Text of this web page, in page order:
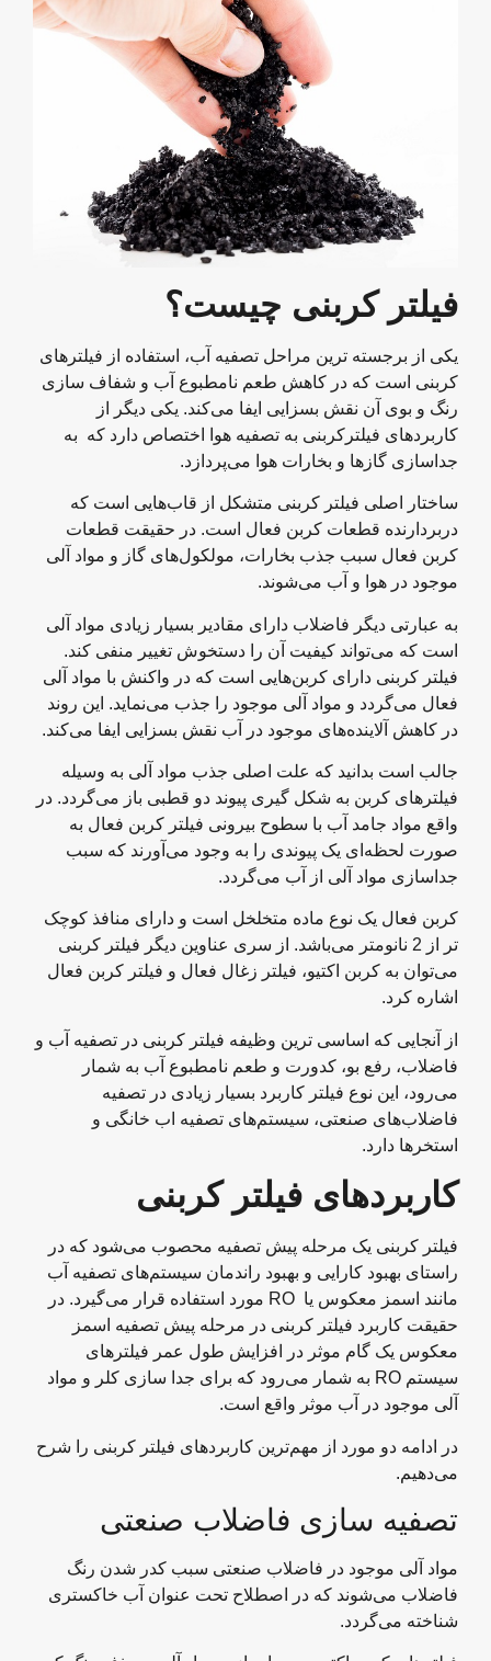
فیلتر کربنی چیست؟
یکی از برجسته ترین مراحل تصفیه آب، استفاده از فیلترهای
کربنی است که در کاهش طعم نامطبوع آب و شفاف سازی
رنگ و بوی آن نقش بسزایی ایفا می‌کند. یکی دیگر از
کاربردهای فیلترکربنی به تصفیه هوا اختصاص دارد که به
جداسازی گازها و بخارات هوا می‌پردازد.
ساختار اصلی فیلتر کربنی متشکل از قاب‌هایی است که
دربردارنده قطعات کربن فعال است. در حقیقت قطعات
کربن فعال سبب جذب بخارات، مولکول‌های گاز و مواد آلی
موجود در هوا و آب می‌شوند.
به عبارتی دیگر فاضلاب دارای مقادیر بسیار زیادی مواد آلی
است که می‌تواند کیفیت آن را دستخوش تغییر منفی کند.
فیلتر کربنی دارای کربن‌هایی است که در واکنش با مواد آلی
فعال می‌گردد و مواد آلی موجود را جذب می‌نماید. این روند
در کاهش آلاینده‌های موجود در آب نقش بسزایی ایفا می‌کند.
جالب است بدانید که علت اصلی جذب مواد آلی به وسیله
فیلترهای کربن به شکل گیری پیوند دو قطبی باز می‌گردد. در
واقع مواد جامد آب با سطوح بیرونی فیلتر کربن فعال به
صورت لحظه‌ای یک پیوندی را به وجود می‌آورند که سبب
جداسازی مواد آلی از آب می‌گردد.
کربن فعال یک نوع ماده متخلخل است و دارای منافذ کوچک
تر از 2 نانومتر می‌باشد. از سری عناوین دیگر فیلتر کربنی
می‌توان به کربن اکتیو، فیلتر زغال فعال و فیلتر کربن فعال
اشاره کرد.
از آنجایی که اساسی ترین وظیفه فیلتر کربنی در تصفیه آب و
فاضلاب، رفع بو، کدورت و طعم نامطبوع آب به شمار
می‌رود، این نوع فیلتر کاربرد بسیار زیادی در تصفیه
فاضلاب‌های صنعتی، سیستم‌های تصفیه اب خانگی و
استخرها دارد.
کاربردهای فیلتر کربنی
فیلتر کربنی یک مرحله پیش تصفیه محصوب می‌شود که در
راستای بهبود کارایی و بهبود راندمان سیستم‌های تصفیه آب
مانند اسمز معکوس یا RO مورد استفاده قرار می‌گیرد. در
حقیقت کاربرد فیلتر کربنی در مرحله پیش تصفیه اسمز
معکوس یک گام موثر در افزایش طول عمر فیلترهای
سیستم RO به شمار می‌رود که برای جدا سازی کلر و مواد
آلی موجود در آب موثر واقع است.
در ادامه دو مورد از مهم‌ترین کاربردهای فیلتر کربنی را شرح
می‌دهیم.
تصفیه سازی فاضلاب صنعتی
مواد آلی موجود در فاضلاب صنعتی سبب کدر شدن رنگ
فاضلاب می‌شوند که در اصطلاح تحت عنوان آب خاکستری
شناخته می‌گردد.